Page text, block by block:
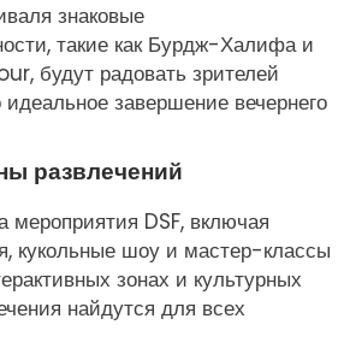
знаковые
такие как Бурдж-Халифа и
будут радовать зрителей
завершение вечернего
развлечений
мероприятия DSF, включая
кукольные шоу и мастер-классы
зонах и культурных
найдутся для всех